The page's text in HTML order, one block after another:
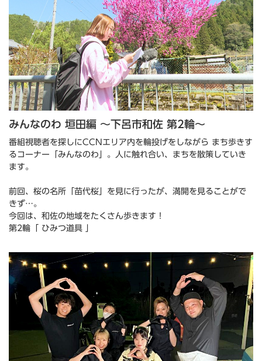
みんなのわ 垣田編 ～下呂市和佐 第2輪～
番組視聴者を探しにCCNエリア内を輪投げをしながら まち歩きす
るコーナー「みんなのわ」。人に触れ合い、まちを散策していき
ます。
前回、桜の名所「苗代桜」を見に行ったが、満開を見ることがで
きず…。
今回は、和佐の地域をたくさん歩きます！
第2輪「 ひみつ道具 」